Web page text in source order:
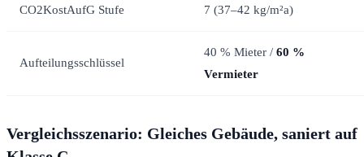
CO2KostAufG Stufe 7 (37–42 kg/m²a)
Aufteilungsschlüssel
40 % Mieter / 60 %
Vermieter
Vergleichsszenario: Gleiches Gebäude, saniert auf